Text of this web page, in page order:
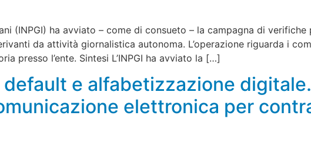
(INPGI) ha avviato – come di consueto – la campagna di
da attività giornalistica autonoma. L’operazione riguarda i
presso l’ente. Sintesi L’INPGI ha avviato la […]
e alfabetizzazione
elettronica per